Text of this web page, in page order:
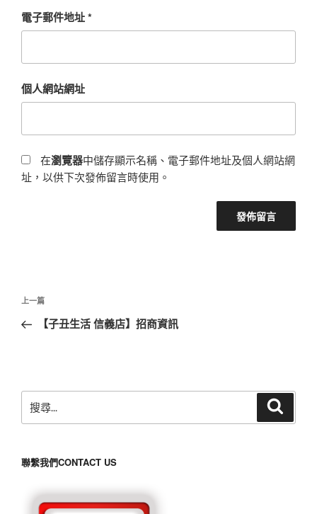
電子郵件地址*
個人網站網址
在瀏覽器中儲存顯示名稱、電子郵件地址及個人網站網
址，以供下次發佈留言時使用。
文
導
上
一
上一篇
【子丑生活 信義店】招商資訊
尋
字:
聯繫我們CONTACT US